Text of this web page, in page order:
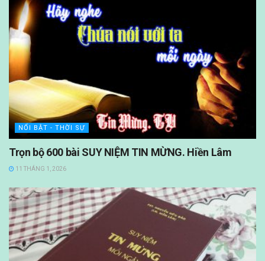
NỔI BẬT - THỜI SỰ
Trọn bộ 600 bài SUY NIỆM TIN MỪNG. Hiền Lâm
11 THÁNG 1, 2026